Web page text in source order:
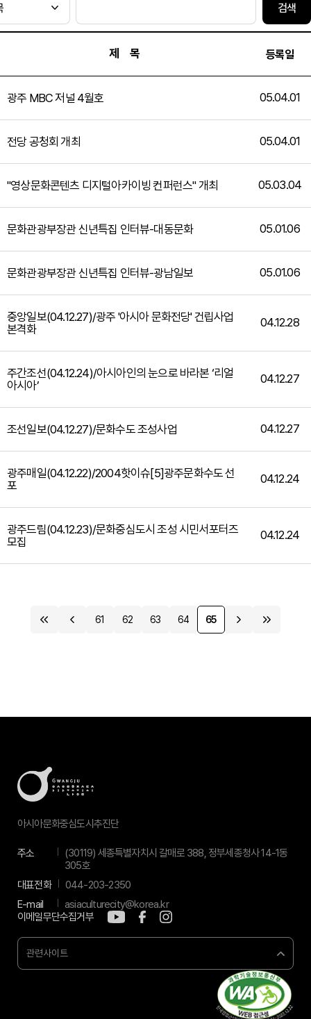
제 목 등록일
광주 MBC 저널 4월호 05.04.01
전당 공청회 개최 05.04.01
"영상문화콘텐츠 디지털아카이빙 컨퍼런스" 개최 05.03.04
문화관광부장관 신년특집 인터뷰-대동문화 05.01.06
문화관광부장관 신년특집 인터뷰-광남일보 05.01.06
중앙일보(04.12.27)/광주 '아시아 문화전당' 건립사업
본격화
04.12.28
주간조선(04.12.24)/아시아인의 눈으로 바라본 ‘리얼
아시아’
04.12.27
조선일보(04.12.27)/문화수도 조성사업 04.12.27
광주매일(04.12.22)/2004핫이슈[5]광주문화수도 선
포
04.12.24
광주드림(04.12.23)/문화중심도시 조성 시민서포터즈
모집
04.12.24
61 62 63 64 65
검색
아시아문화중심도시추진단
주소
(30119) 세종특별자치시 갈매로 388, 정부세종청사 14-1동
305호
대표전화
044-203-2350
E-mail
asiaculturecity@korea.kr
이메일무단수집거부
관련사이트